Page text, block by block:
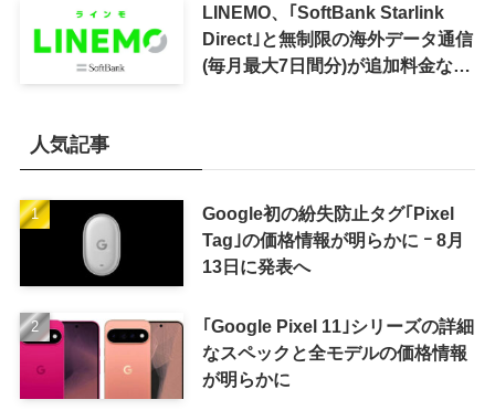
LINEMO、｢SoftBank Starlink
Direct｣と無制限の海外データ通信
(毎月最大7日間分)が追加料金なし
人気記事
Google初の紛失防止タグ｢Pixel
Tag｣の価格情報が明らかに ｰ 8月
13日に発表へ
｢Google Pixel 11｣シリーズの詳細
なスペックと全モデルの価格情報
が明らかに